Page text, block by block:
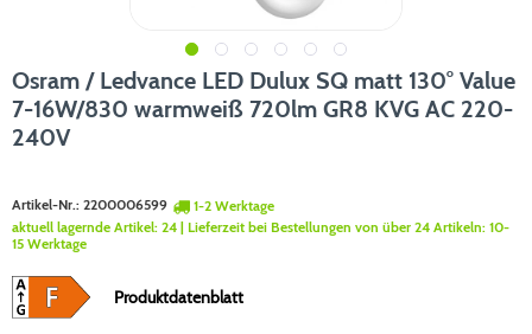
Osram / Ledvance LED Dulux SQ matt 130° Value
7-16W/830 warmweiß 720lm GR8 KVG AC 220-
240V
Artikel-Nr.: 2200006599
1-2 Werktage
aktuell lagernde Artikel: 24 | Lieferzeit bei Bestellungen von über 24 Artikeln: 10-
15 Werktage
Produktdatenblatt